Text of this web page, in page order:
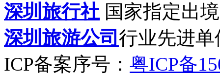
深圳旅行社 国家指定出
深圳旅游公司 行业先进单
ICP备案序号： 粤ICP备